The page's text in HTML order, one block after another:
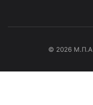
© 2026